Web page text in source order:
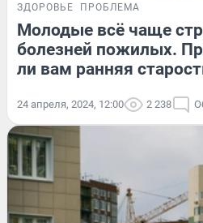
ЗДОРОВЬЕ ПРОБЛЕМА
Молодые всё чаще
болезней пожилых.
ли вам ранняя
24 апреля, 2024, 12:00 2 238